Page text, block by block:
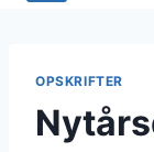
OPSKRIFTER